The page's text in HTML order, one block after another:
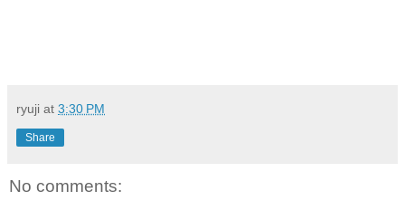
ryuji at 3:30 PM
Share
No comments: